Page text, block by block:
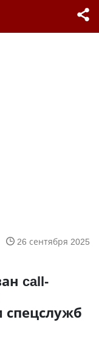
26 сентября 2025
call-
спецслужб